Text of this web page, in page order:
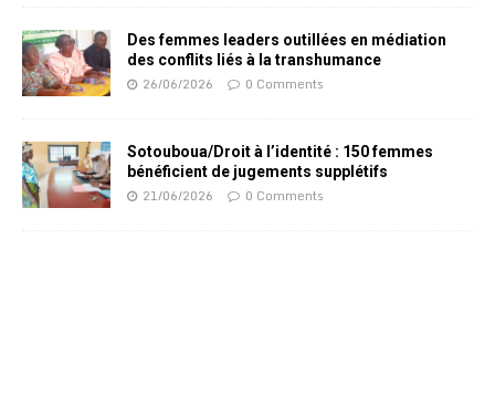
Des femmes leaders outillées en médiation
des conflits liés à la transhumance
26/06/2026 0 Comments
Sotouboua/Droit à l’identité : 150 femmes
bénéficient de jugements supplétifs
21/06/2026 0 Comments